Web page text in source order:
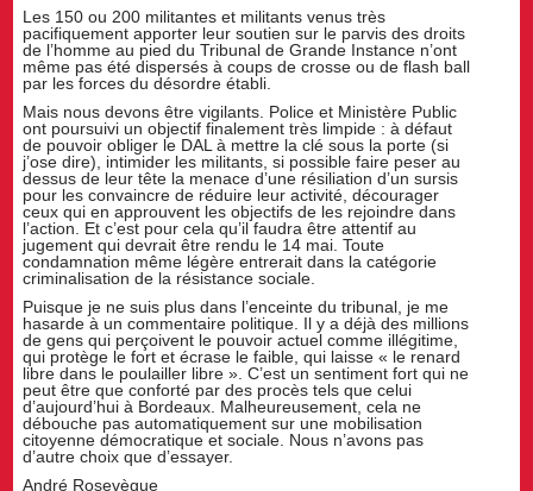
Les 150 ou 200 militantes et militants venus très
pacifiquement apporter leur soutien sur le parvis des droits
de l’homme au pied du Tribunal de Grande Instance n’ont
même pas été dispersés à coups de crosse ou de flash ball
par les forces du désordre établi.
Mais nous devons être vigilants. Police et Ministère Public
ont poursuivi un objectif finalement très limpide : à défaut
de pouvoir obliger le DAL à mettre la clé sous la porte (si
j’ose dire), intimider les militants, si possible faire peser au
dessus de leur tête la menace d’une résiliation d’un sursis
pour les convaincre de réduire leur activité, décourager
ceux qui en approuvent les objectifs de les rejoindre dans
l’action. Et c’est pour cela qu’il faudra être attentif au
jugement qui devrait être rendu le 14 mai. Toute
condamnation même légère entrerait dans la catégorie
criminalisation de la résistance sociale.
Puisque je ne suis plus dans l’enceinte du tribunal, je me
hasarde à un commentaire politique. Il y a déjà des millions
de gens qui perçoivent le pouvoir actuel comme illégitime,
qui protège le fort et écrase le faible, qui laisse « le renard
libre dans le poulailler libre ». C’est un sentiment fort qui ne
peut être que conforté par des procès tels que celui
d’aujourd’hui à Bordeaux. Malheureusement, cela ne
débouche pas automatiquement sur une mobilisation
citoyenne démocratique et sociale. Nous n’avons pas
d’autre choix que d’essayer.
André Rosevègue